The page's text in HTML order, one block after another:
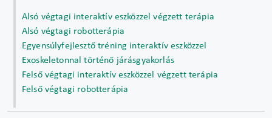
Alsó végtagi interaktív eszközzel végzett terápia
Alsó végtagi robotterápia
Egyensúlyfejlesztő tréning interaktív eszközzel
Exoskeletonnal történő járásgyakorlás
Felső végtagi interaktív eszközzel végzett terápia
Felső végtagi robotterápia